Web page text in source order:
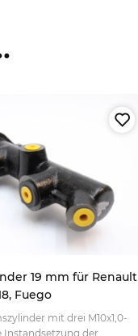
19 mm für Renault
Fuego
mit drei M10x1,0-
Instandsetzung der